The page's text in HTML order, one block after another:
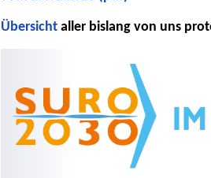
Übersicht aller bislang von uns